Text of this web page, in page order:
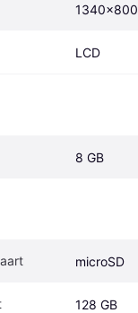
1340x800
LCD
8 GB
microSD
128 GB